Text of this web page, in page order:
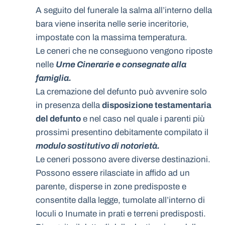
A seguito del funerale la salma all’interno della
bara viene inserita nelle serie inceritorie,
impostate con la massima temperatura.
Le ceneri che ne conseguono vengono riposte
nelle Urne Cinerarie e consegnate alla
famiglia.
La cremazione del defunto può avvenire solo
in presenza della disposizione testamentaria
del defunto e nel caso nel quale i parenti più
prossimi presentino debitamente compilato il
modulo sostitutivo di notorietà.
Le ceneri possono avere diverse destinazioni.
Possono essere rilasciate in affido ad un
parente, disperse in zone predisposte e
consentite dalla legge, tumolate all’interno di
loculi o Inumate in prati e terreni predisposti.